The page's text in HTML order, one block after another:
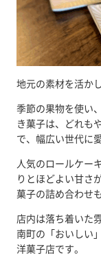
地元の素材を活か
季節の果物を使い
き菓子は、どれも
で、幅広い世代に
人気のロールケー
りとほどよい甘さ
菓子の詰め合わせ
店内は落ち着いた
南町の「おいしい
洋菓子店です。